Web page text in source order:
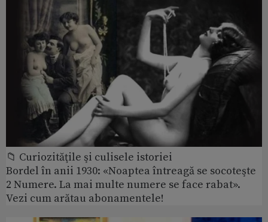
📁 Curiozităţile şi culisele istoriei
Bordel în anii 1930: «Noaptea întreagă se socoteşte
2 Numere. La mai multe numere se face rabat».
Vezi cum arătau abonamentele!